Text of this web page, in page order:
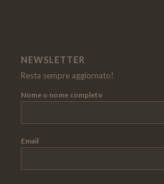
NEWSLETTER
Resta sempre aggiornato!
Nome o nome completo
Email